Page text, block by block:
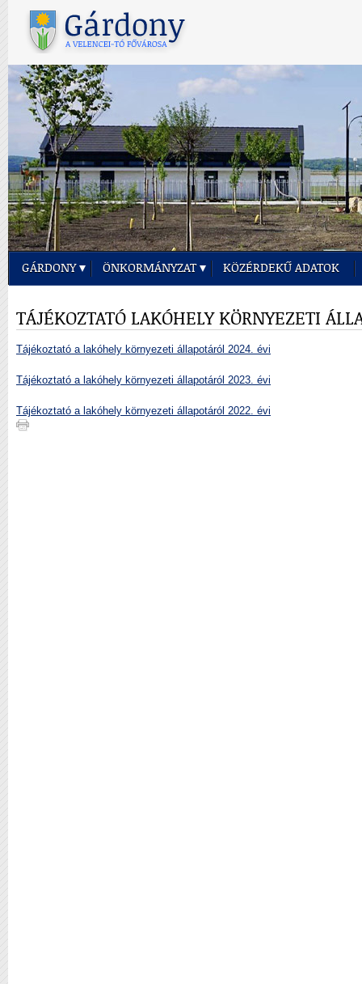
GÁRDONY ÖNKORMÁNYZAT KÖZÉRDEKŰ ADATOK
TÁJÉKOZTATÓ LAKÓHELY KÖRNYEZETI
Tájékoztató a lakóhely környezeti állapotáról 2024. évi
Tájékoztató a lakóhely környezeti állapotáról 2023. évi
Tájékoztató a lakóhely környezeti állapotáról 2022. évi